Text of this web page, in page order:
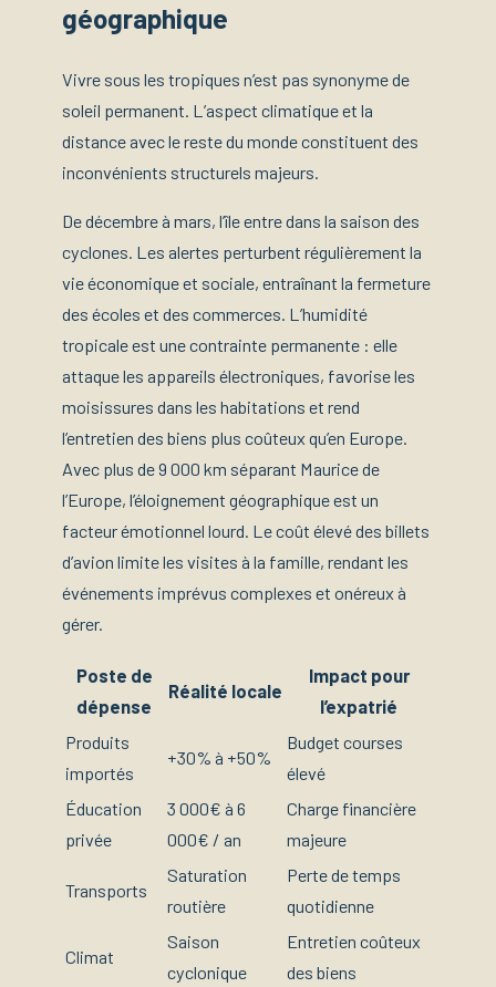
géographique
Vivre sous les tropiques n’est pas synonyme de
soleil permanent. L’aspect climatique et la
distance avec le reste du monde constituent des
inconvénients structurels majeurs.
De décembre à mars, l’île entre dans la saison des
cyclones. Les alertes perturbent régulièrement la
vie économique et sociale, entraînant la fermeture
des écoles et des commerces. L’humidité
tropicale est une contrainte permanente : elle
attaque les appareils électroniques, favorise les
moisissures dans les habitations et rend
l’entretien des biens plus coûteux qu’en Europe.
Avec plus de 9 000 km séparant Maurice de
l’Europe, l’éloignement géographique est un
facteur émotionnel lourd. Le coût élevé des billets
d’avion limite les visites à la famille, rendant les
événements imprévus complexes et onéreux à
gérer.
Poste de
dépense
Réalité locale
Impact pour
l’expatrié
Produits
importés
+30% à +50%
Budget courses
élevé
Éducation
privée
3 000€ à 6
000€ / an
Charge financière
majeure
Transports
Saturation
routière
Perte de temps
quotidienne
Climat
Saison
cyclonique
Entretien coûteux
des biens